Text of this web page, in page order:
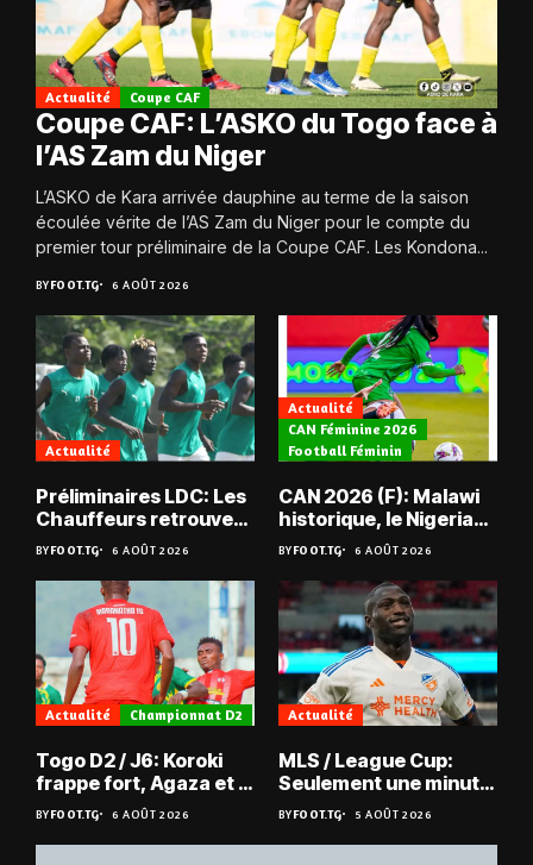
Actualité Coupe CAF
Coupe CAF: L’ASKO du Togo face à
l’AS Zam du Niger
L’ASKO de Kara arrivée dauphine au terme de la saison
écoulée vérite de l’AS Zam du Niger pour le compte du
premier tour préliminaire de la Coupe CAF. Les Kondona...
BYFOOT.TG 6 AOÛT 2026
Actualité
Préliminaires LDC: Les
Chauffeurs retrouvent
les Mimos
BYFOOT.TG 6 AOÛT 2026
Actualité
CAN Féminine 2026
Football Féminin
CAN 2026 (F): Malawi
historique, le Nigeria
sauvé, la Zambie
éliminée
BYFOOT.TG 6 AOÛT 2026
Actualité Championnat D2
Togo D2 / J6: Koroki
frappe fort, Agaza et la
JCA assurent,
suspense avant Sara
FC – Doumbé FC
BYFOOT.TG 6 AOÛT 2026
Actualité
MLS / League Cup:
Seulement une minute
de jeu pour Kévin
Denkey
BYFOOT.TG 5 AOÛT 2026